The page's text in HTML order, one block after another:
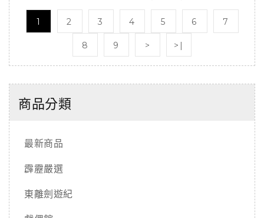
1 2 3 4 5 6 7
8 9 > >|
商品分類
最新商品
霹靂嚴選
東離劍遊紀